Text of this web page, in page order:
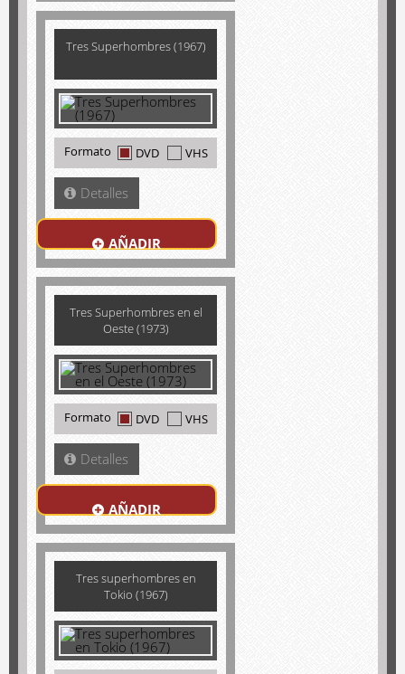
Tres Superhombres (1967)
Formato DVD VHS
Detalles
AÑADIR
Tres Superhombres en el
Oeste (1973)
Formato DVD VHS
Detalles
AÑADIR
Tres superhombres en
Tokio (1967)